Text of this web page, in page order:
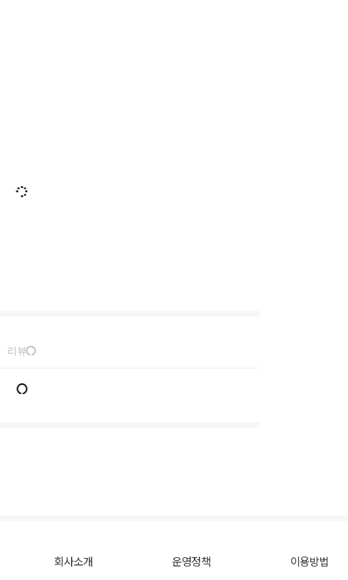
리뷰
회사소개 운영정책 이용방법